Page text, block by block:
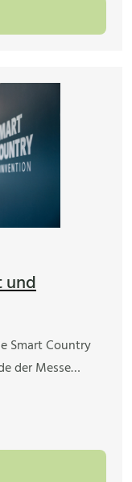
und
Smart Country
der Messe…